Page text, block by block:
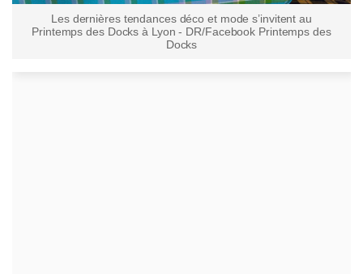
Les dernières tendances déco et mode s’invitent au
Printemps des Docks à Lyon - DR/Facebook Printemps des
Docks